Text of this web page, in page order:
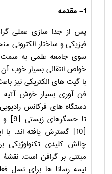
1- مقدمه
پس از جدا سازی عملی
فیزیکی و ساختار الکترونی
سوی جامعه علمی به
خواص انتقالی بسیار خوب
با گیت های الکتریکی نیز
فن آوری بسیار خوش آتیه
دستگاه های فرکانس
تا حسگرهای زیستی [9] و
[10] گسترش یافته اند. با
چالش کلیدی تکنولوژیکی
مبتنی بر گرافن است. نقشۀ
نیمه رسانا ها برای نسل